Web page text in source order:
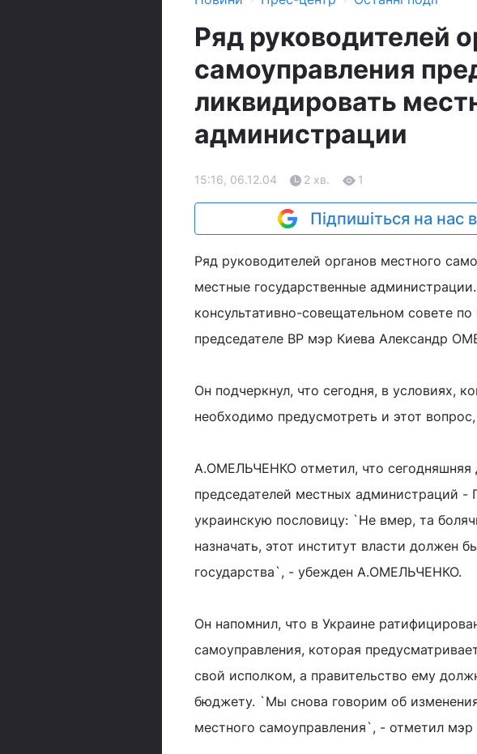
Ряд руководителей
самоуправления
ликвидировать
администрации
15:16, 06.12.04 2 хв. 1
Підпишіться на нас
Ряд руководителей органов местного
местные государственные
консультативно-совещательном совете
председателе ВР мэр Киева Александр
Он подчеркнул, что сегодня, в условиях,
необходимо предусмотреть и этот
А.ОМЕЛЬЧЕНКО отметил, что сегодняшняя
председателей местных администраций
украинскую пословицу: `Не вмер, та
назначать, этот институт власти должен
государства`, - убежден А.ОМЕЛЬЧЕНКО.
Он напомнил, что в Украине
самоуправления, которая
свой исполком, а правительство ему
бюджету. `Мы снова говорим об
местного самоуправления`, - отметил мэр